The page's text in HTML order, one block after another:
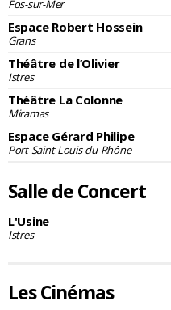
Fos-sur-Mer
Espace Robert Hossein
Grans
Théâtre de l’Olivier
Istres
Théâtre La Colonne
Miramas
Espace Gérard Philipe
Port-Saint-Louis-du-Rhône
Salle de Concert
L'Usine
Istres
Les Cinémas